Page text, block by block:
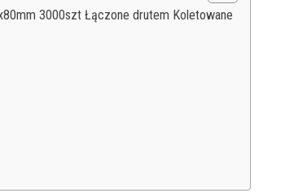
3000szt Łączone drutem Koletowane